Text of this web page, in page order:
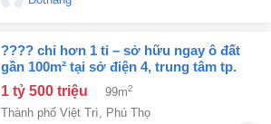
???? chỉ hơn 1 tỉ – sở hữu ngay ô đất
gần 100m² tại sở điện 4, trung tâm tp.
việt trì! ???? . lh 0768194968
1 tỷ 500 triệu 99m2
Thành phố Việt Trì, Phú Thọ